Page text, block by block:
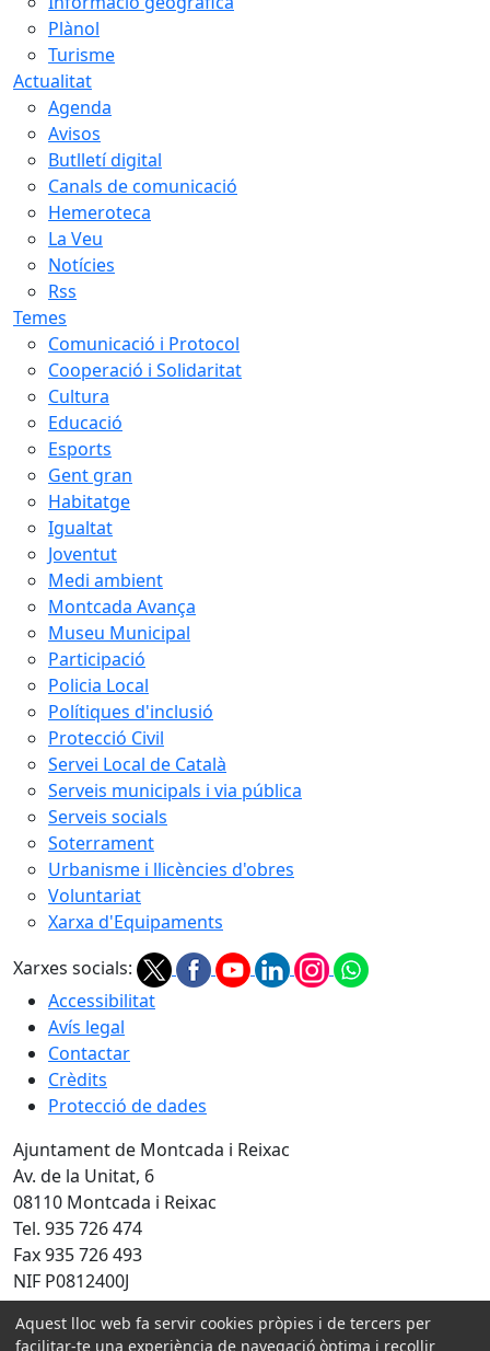
Plànol
Turisme
Actualitat
Agenda
Avisos
Butlletí digital
Canals de comunicació
Hemeroteca
La Veu
Notícies
Rss
Temes
Comunicació i Protocol
Cooperació i Solidaritat
Cultura
Educació
Esports
Gent gran
Habitatge
Igualtat
Joventut
Medi ambient
Montcada Avança
Museu Municipal
Participació
Policia Local
Polítiques d'inclusió
Protecció Civil
Servei Local de Català
Serveis municipals i via pública
Serveis socials
Soterrament
Urbanisme i llicències d'obres
Voluntariat
Xarxa d'Equipaments
Xarxes socials:
Accessibilitat
Avís legal
Contactar
Crèdits
Protecció de dades
Ajuntament de Montcada i Reixac
Av. de la Unitat, 6
08110 Montcada i Reixac
Tel. 935 726 474
Fax 935 726 493
NIF P0812400J
Amb la col·laboració de:
Aquest lloc web fa servir cookies pròpies i de tercers per
facilitar-te una experiència de navegació òptima i recollir